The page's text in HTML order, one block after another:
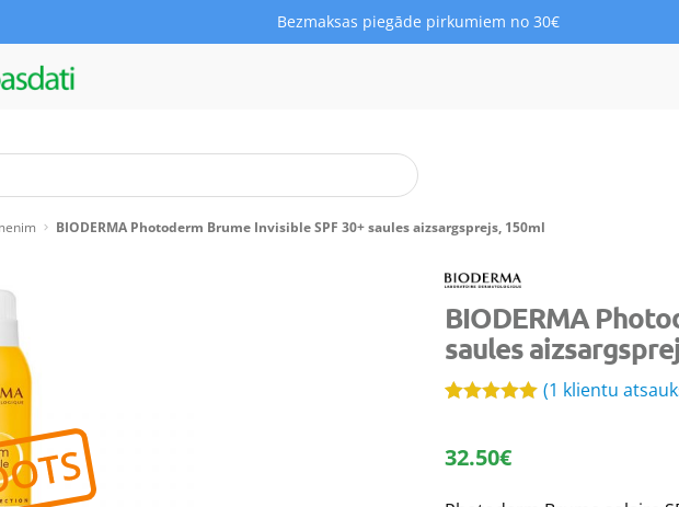
Bezmaksas piegāde pirkumiem no 30€
BIODERMA Photoderm Brume Invisible SPF 30+ saules aizsargsprejs, 150ml
BIODERMA
saules
balstoties
pircēju
(1 klientu
32.50€